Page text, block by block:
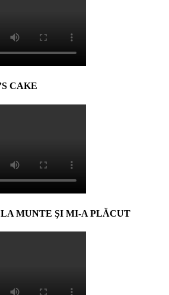
CAKE
LA MUNTE ŞI MI-A PLĂCUT